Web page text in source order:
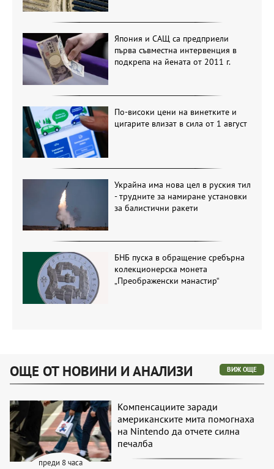
Япония и САЩ са предприели
първа съвместна интервенция в
подкрепа на йената от 2011 г.
По-високи цени на винетките и
цигарите влизат в сила от 1 август
Украйна има нова цел в руския тил
- трудните за намиране установки
за балистични ракети
БНБ пуска в обращение сребърна
колекционерска монета
„Преображенски манастир“
ОЩЕ ОТ НОВИНИ И АНАЛИЗИ ВИЖ ОЩЕ
преди 8 часа
Компенсациите заради
американските мита помогнаха
на Nintendo да отчете силна
печалба